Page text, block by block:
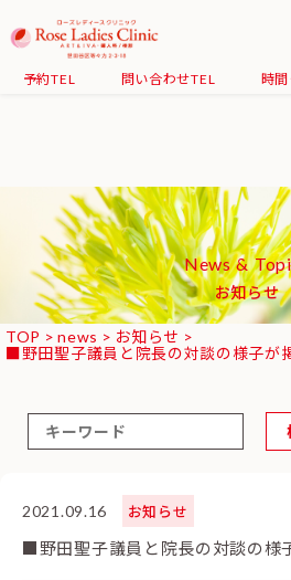
Warning: Undefined array key 0 in
/home/xs607608/
content/themes/rose2018/
予約TEL
問い合わせTEL 時間
News &
お知らせ
TOP > news > お知らせ >
■野田聖子議員と院長の対談の様子が
2021.09.16 お知らせ
■野田聖子議員と院長の対談の様